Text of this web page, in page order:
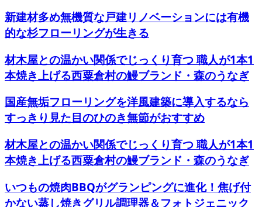
新建材多め無機質な戸建リノベーションには有機
的な杉フローリングが生きる
材木屋との温かい関係でじっくり育つ 職人が1本1
本焼き上げる西粟倉村の鰻ブランド・森のうなぎ
国産無垢フローリングを洋風建築に導入するなら
すっきり見た目のひのき無節がおすすめ
材木屋との温かい関係でじっくり育つ 職人が1本1
本焼き上げる西粟倉村の鰻ブランド・森のうなぎ
いつもの焼肉BBQがグランピングに進化！焦げ付
かない蒸し焼きグリル調理器＆フォトジェニック